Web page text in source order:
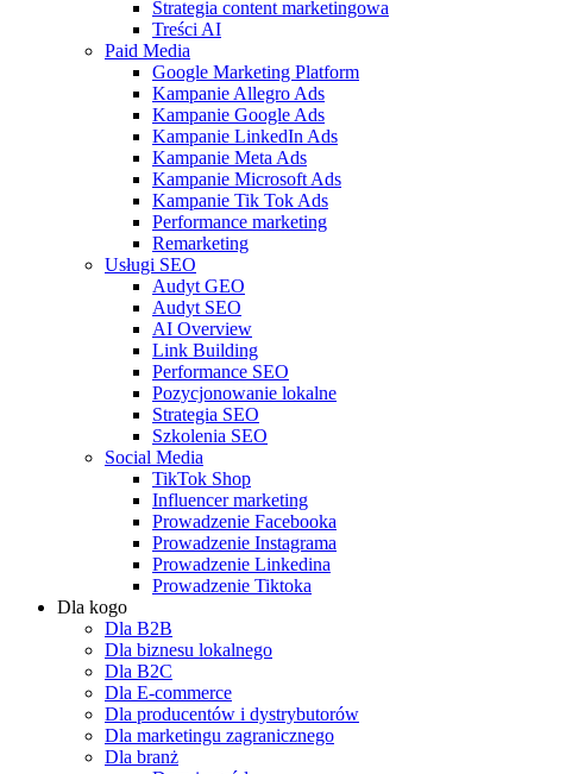
Strategia content marketingowa
Treści AI
Paid Media
Google Marketing Platform
Kampanie Allegro Ads
Kampanie Google Ads
Kampanie LinkedIn Ads
Kampanie Meta Ads
Kampanie Microsoft Ads
Kampanie Tik Tok Ads
Performance marketing
Remarketing
Usługi SEO
Audyt GEO
Audyt SEO
AI Overview
Link Building
Performance SEO
Pozycjonowanie lokalne
Strategia SEO
Szkolenia SEO
Social Media
TikTok Shop
Influencer marketing
Prowadzenie Facebooka
Prowadzenie Instagrama
Prowadzenie Linkedina
Prowadzenie Tiktoka
Dla kogo
Dla B2B
Dla biznesu lokalnego
Dla B2C
Dla E-commerce
Dla producentów i dystrybutorów
Dla marketingu zagranicznego
Dla branż